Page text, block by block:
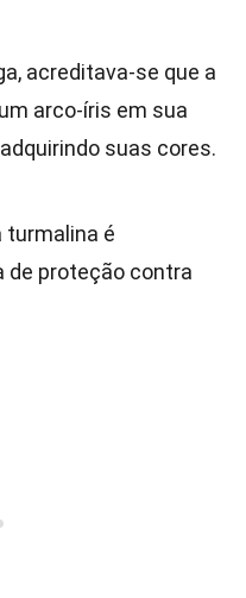
acreditava-se que a
arco-íris em sua
suas cores.
turmalina é
de proteção contra